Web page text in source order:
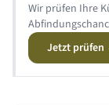
Wir prüfen Ihre
Jetzt prüfen